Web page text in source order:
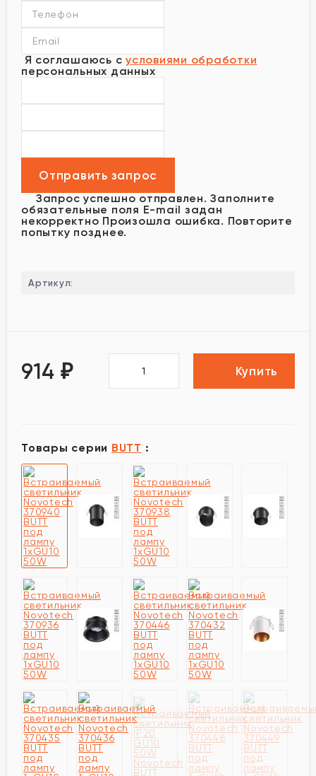
Я соглашаюсь с условиями обработки
персональных данных
Запрос успешно отправлен. Заполните
обязательные поля E-mail задан
некорректно Произошла ошибка. Повторите
попытку позднее.
Артикул:
914 ₽ Купить
Товары серии BUTT :